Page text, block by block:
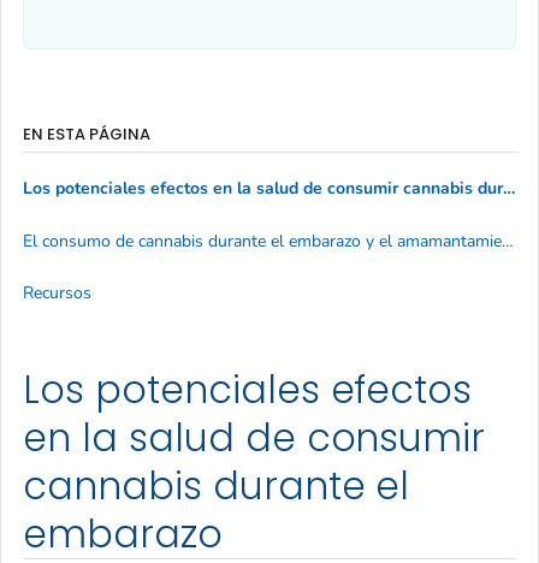
Los potenciales efectos
en la salud de consumir
cannabis durante el
embarazo
EN ESTA PÁGINA
Los potenciales efectos en la salud de consumir cannabis durante el embarazo
El consumo de cannabis durante el embarazo y el amamantamiento
Recursos